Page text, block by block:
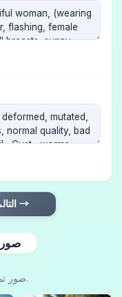
التالي →
صور تم إنشاؤها بنفس النموذج.